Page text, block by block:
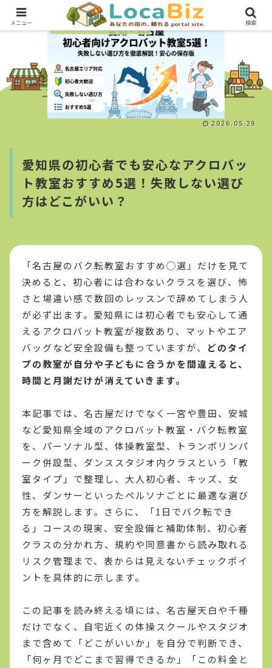
愛知県の初心者でも安心なアクロバッ
ト教室おすすめ5選！失敗しない選び
方はどこがいい？
教育・スクール・カルチャー
2026.05.29
「名古屋のバク転教室おすすめ◯選」だけを見て
決めると、初心者には合わないクラスを選び、怖
さと場違い感で数回のレッスンで辞めてしまう人
が必ず出ます。愛知県には初心者でも安心して通
えるアクロバット教室が複数あり、マットやエア
バッグなど安全設備も整っていますが、 どのタイ
プの教室が自分や子どもに合うかを間違えると、
時間と月謝だけが消えていきます。
本記事では、名古屋だけでなく一宮や豊田、安城
など愛知県全域のアクロバット教室・バク転教室
を、パーソナル型、体操教室型、トランポリンパ
ーク併設型、ダンススタジオ内クラスという「教
室タイプ」で整理し、大人初心者、キッズ、女
性、ダンサーといったペルソナごとに最適な選び
方を解説します。さらに、「1日でバク転でき
る」コースの現実、安全設備と補助体制、初心者
クラスの分かれ方、規約や同意書から読み取れる
リスク管理まで、表からは見えないチェックポイ
ントを具体的に示します。
この記事を読み終える頃には、名古屋天白や千種
だけでなく、自宅近くの体操スクールやスタジオ
まで含めて「どこがいいか」を自分で判断でき、
「何ヶ月でどこまで習得できるか」「この料金と
メニュー 検索